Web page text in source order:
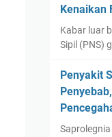
Kenaikan
Kabar luar
Sipil (PNS)
Penyakit